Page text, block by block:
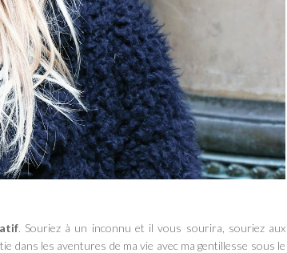
. Souriez à un inconnu et il vous sourira, souriez aux
les aventures de ma vie avec ma gentillesse sous le